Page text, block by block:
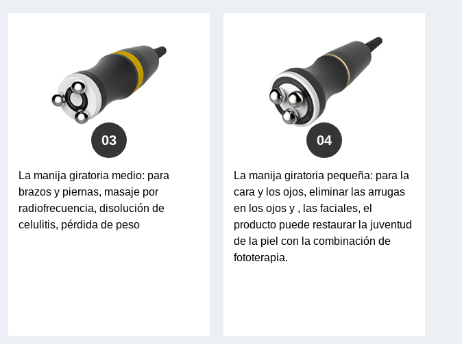
03
La manija giratoria medio: para
brazos y piernas, masaje por
radiofrecuencia, disolución de
celulitis, pérdida de peso
04
La manija giratoria pequeña: para la
cara y los ojos, eliminar las arrugas
en los ojos y , las faciales, el
producto puede restaurar la juventud
de la piel con la combinación de
fototerapia.